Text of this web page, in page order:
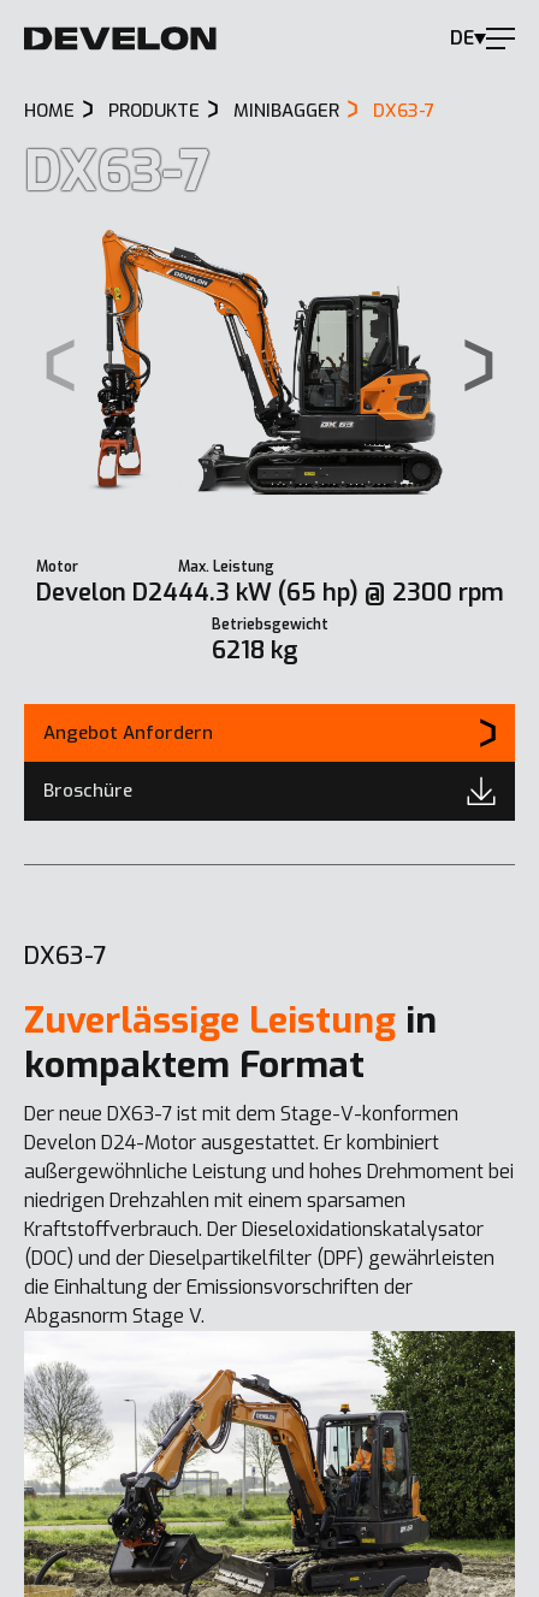
DE
HOME PRODUKTE MINIBAGGER DX63-7
DX63-7
Motor
Develon D24
Max. Leistung
44.3 kW (65 hp) @ 2300 rpm
Betriebsgewicht
6218 kg
Angebot Anfordern
Broschüre
DX63-7
Zuverlässige Leistung in
kompaktem Format
Der neue DX63-7 ist mit dem Stage-V-konformen
Develon D24-Motor ausgestattet. Er kombiniert
außergewöhnliche Leistung und hohes Drehmoment bei
niedrigen Drehzahlen mit einem sparsamen
Kraftstoffverbrauch. Der Dieseloxidationskatalysator
(DOC) und der Dieselpartikelfilter (DPF) gewährleisten
die Einhaltung der Emissionsvorschriften der
Abgasnorm Stage V.